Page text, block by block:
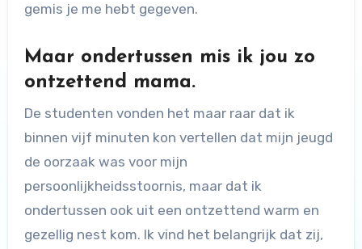
gemis je me hebt gegeven.
Maar ondertussen mis ik jou zo
ontzettend mama.
De studenten vonden het maar raar dat ik
binnen vijf minuten kon vertellen dat mijn jeugd
de oorzaak was voor mijn
persoonlijkheidsstoornis, maar dat ik
ondertussen ook uit een ontzettend warm en
gezellig nest kom. Ik vind het belangrijk dat zij,